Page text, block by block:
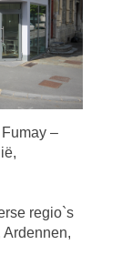
–
regio`s